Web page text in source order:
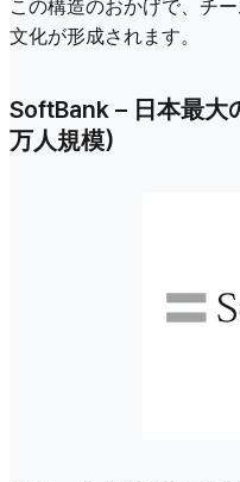
この構造のおかげで、チ
文化が形成されます。
SoftBank – 日本最大
万人規模）